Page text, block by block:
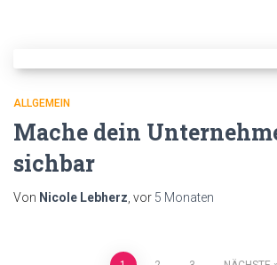
ALLGEMEIN
Mache dein
sichbar
Von Nicole Lebherz , vor 5 Monaten